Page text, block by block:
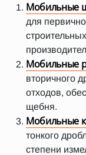
Мобильные
для
Мобильные
вторичного
отходов,
щебня.
Мобильные
тонкого
степени